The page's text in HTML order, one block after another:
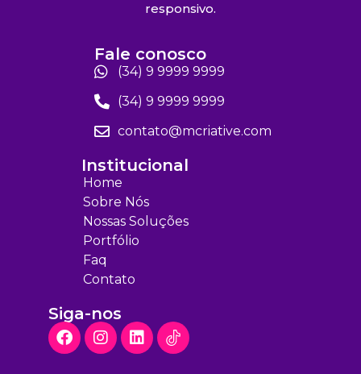
responsivo.
Fale conosco​
(34) 9 9999 9999
(34) 9 9999 9999
contato@mcriative.com
Institucional​
Home
Sobre Nós
Nossas Soluções
Portfólio
Faq
Contato
Siga-nos